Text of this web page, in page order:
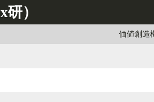
）
価値創造